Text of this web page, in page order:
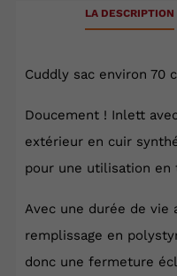
LA DESCRIPTION
Cuddly sac environ 70
Doucement ! Inlett
extérieur en cuir
pour une utilisation en
Avec une durée de vie
remplissage en
donc une fermeture